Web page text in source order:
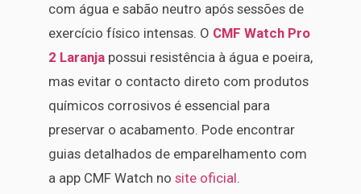
com água e sabão neutro após sessões de
exercício físico intensas. O CMF Watch Pro
2 Laranja possui resistência à água e poeira,
mas evitar o contacto direto com produtos
químicos corrosivos é essencial para
preservar o acabamento. Pode encontrar
guias detalhados de emparelhamento com
a app CMF Watch no site oficial.